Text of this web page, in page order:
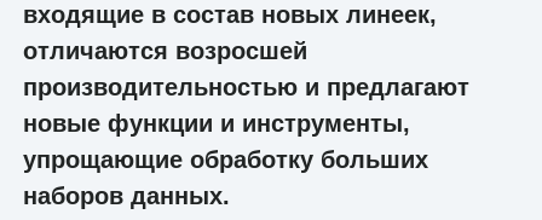
входящие в состав новых линеек,
отличаются возросшей
производительностью и предлагают
новые функции и инструменты,
упрощающие обработку больших
наборов данных.